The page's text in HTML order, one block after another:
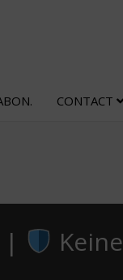
CONTACT
|
Keine